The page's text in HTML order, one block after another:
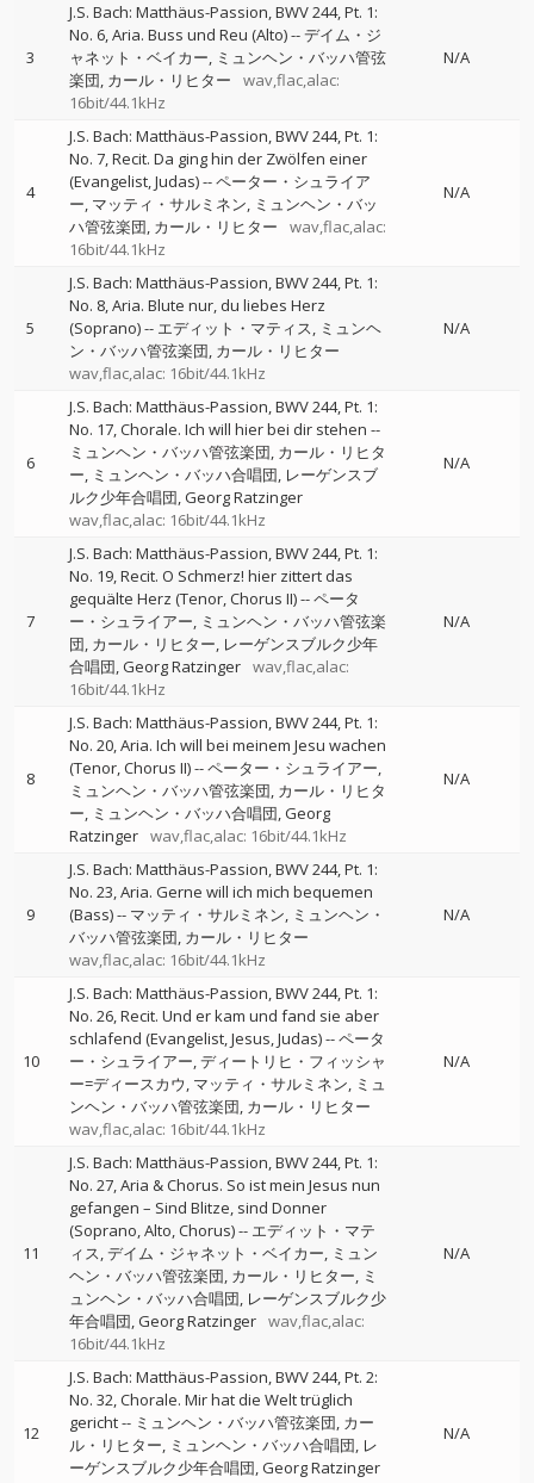
3
J.S. Bach: Matthäus-Passion, BWV 244, Pt. 1:
No. 6, Aria. Buss und Reu (Alto)--デイム・ジ
ャネット・ベイカー ミュンヘン・バッハ管弦
楽団 カール・リヒター
wav,flac,alac:
16bit/44.1kHz
N/A
4
J.S. Bach: Matthäus-Passion, BWV 244, Pt. 1:
No. 7, Recit. Da ging hin der Zwölfen einer
(Evangelist, Judas)--ペーター・シュライア
ー マッティ・サルミネン ミュンヘン・バッ
ハ管弦楽団 カール・リヒター
wav,flac,alac:
16bit/44.1kHz
N/A
5
J.S. Bach: Matthäus-Passion, BWV 244, Pt. 1:
No. 8, Aria. Blute nur, du liebes Herz
(Soprano)-- エディット・マティス ミュンヘ
ン・バッハ管弦楽団 カール・リヒター
wav,flac,alac: 16bit/44.1kHz
N/A
6
J.S. Bach: Matthäus-Passion, BWV 244, Pt. 1:
No. 17, Chorale. Ich will hier bei dir stehen --
ミュンヘン・バッハ管弦楽団 カール・リヒタ
ー ミュンヘン・バッハ合唱団 レーゲンスブ
ルク少年合唱団 Georg Ratzinger
wav,flac,alac: 16bit/44.1kHz
N/A
7
J.S. Bach: Matthäus-Passion, BWV 244, Pt. 1:
No. 19, Recit. O Schmerz! hier zittert das
gequälte Herz (Tenor, Chorus II)--ペータ
ー・シュライアー ミュンヘン・バッハ管弦楽
団 カール・リヒター レーゲンスブルク少年
合唱団 Georg Ratzinger wav,flac,alac:
16bit/44.1kHz
N/A
8
J.S. Bach: Matthäus-Passion, BWV 244, Pt. 1:
No. 20, Aria. Ich will bei meinem Jesu wachen
(Tenor, Chorus II)--ペーター・シュライアー
ミュンヘン・バッハ管弦楽団 カール・リヒタ
ー ミュンヘン・バッハ合唱団 Georg
Ratzinger wav,flac,alac: 16bit/44.1kHz
N/A
9
J.S. Bach: Matthäus-Passion, BWV 244, Pt. 1:
No. 23, Aria. Gerne will ich mich bequemen
(Bass)-- マッティ・サルミネン ミュンヘン・
バッハ管弦楽団 カール・リヒター
wav,flac,alac: 16bit/44.1kHz
N/A
10
J.S. Bach: Matthäus-Passion, BWV 244, Pt. 1:
No. 26, Recit. Und er kam und fand sie aber
schlafend (Evangelist, Jesus, Judas)--ペータ
ー・シュライアー ディートリヒ・フィッシャ
ー=ディースカウ マッティ・サルミネン ミュ
ンヘン・バッハ管弦楽団 カール・リヒター
wav,flac,alac: 16bit/44.1kHz
N/A
11
J.S. Bach: Matthäus-Passion, BWV 244, Pt. 1:
No. 27, Aria & Chorus. So ist mein Jesus nun
gefangen – Sind Blitze, sind Donner
(Soprano, Alto, Chorus)-- エディット・マテ
ィス デイム・ジャネット・ベイカー ミュン
ヘン・バッハ管弦楽団 カール・リヒター ミ
ュンヘン・バッハ合唱団 レーゲンスブルク少
年合唱団 Georg Ratzinger wav,flac,alac:
16bit/44.1kHz
N/A
12
J.S. Bach: Matthäus-Passion, BWV 244, Pt. 2:
No. 32, Chorale. Mir hat die Welt trüglich
gericht-- ミュンヘン・バッハ管弦楽団 カー
ル・リヒター ミュンヘン・バッハ合唱団 レ
ーゲンスブルク少年合唱団 Georg Ratzinger
N/A